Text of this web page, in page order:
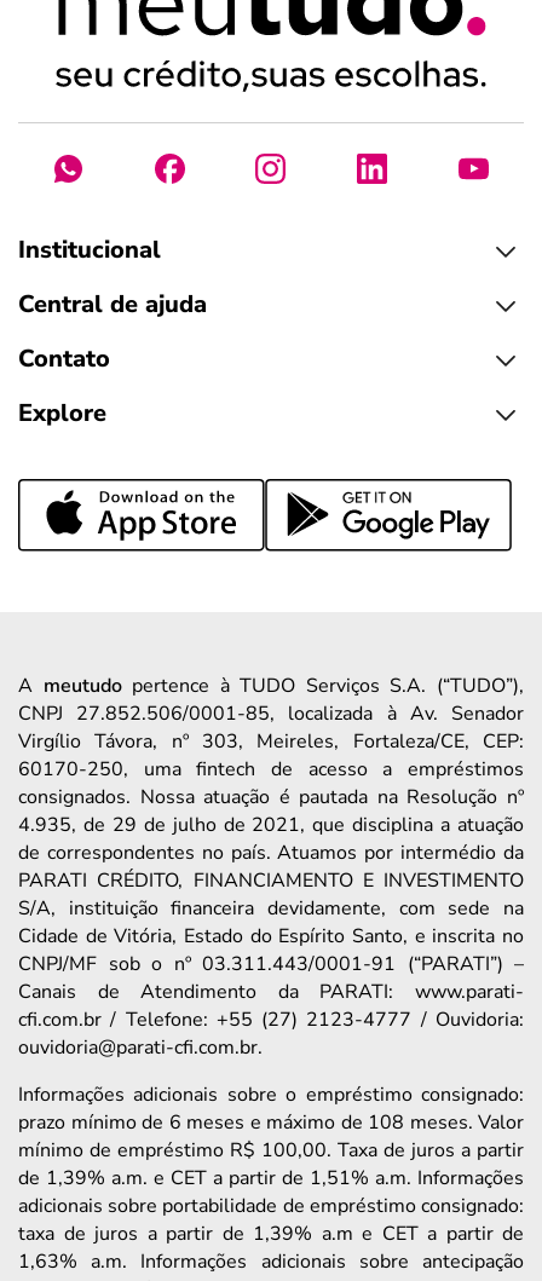
Institucional
Central de ajuda
Contato
Explore
A meutudopertence à TUDO Serviços S.A. (“TUDO”),
CNPJ 27.852.506/0001-85, localizada à Av. Senador
Virgílio Távora, nº 303, Meireles, Fortaleza/CE, CEP:
60170-250, uma fintech de acesso a empréstimos
consignados. Nossa atuação é pautada na Resolução nº
4.935, de 29 de julho de 2021, que disciplina a atuação
de correspondentes no país. Atuamos por intermédio da
PARATI CRÉDITO, FINANCIAMENTO E INVESTIMENTO
S/A, instituição financeira devidamente, com sede na
Cidade de Vitória, Estado do Espírito Santo, e inscrita no
CNPJ/MF sob o nº 03.311.443/0001-91 (“PARATI”) –
Canais de Atendimento da PARATI: www.parati-
cfi.com.br / Telefone: +55 (27) 2123-4777 / Ouvidoria:
ouvidoria@parati-cfi.com.br.
Informações adicionais sobre o empréstimo consignado:
prazo mínimo de 6 meses e máximo de 108 meses. Valor
mínimo de empréstimo R$ 100,00. Taxa de juros a partir
de 1,39% a.m. e CET a partir de 1,51% a.m. Informações
adicionais sobre portabilidade de empréstimo consignado:
taxa de juros a partir de 1,39% a.m e CET a partir de
1,63% a.m. Informações adicionais sobre antecipação